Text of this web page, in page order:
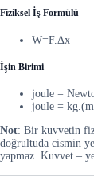
Fiziksel İş Formülü
W=F.Δx
İşin Birimi
joule =
joule =
Not: Bir kuvvetin
doğrultuda cismin
yapmaz. Kuvvet –